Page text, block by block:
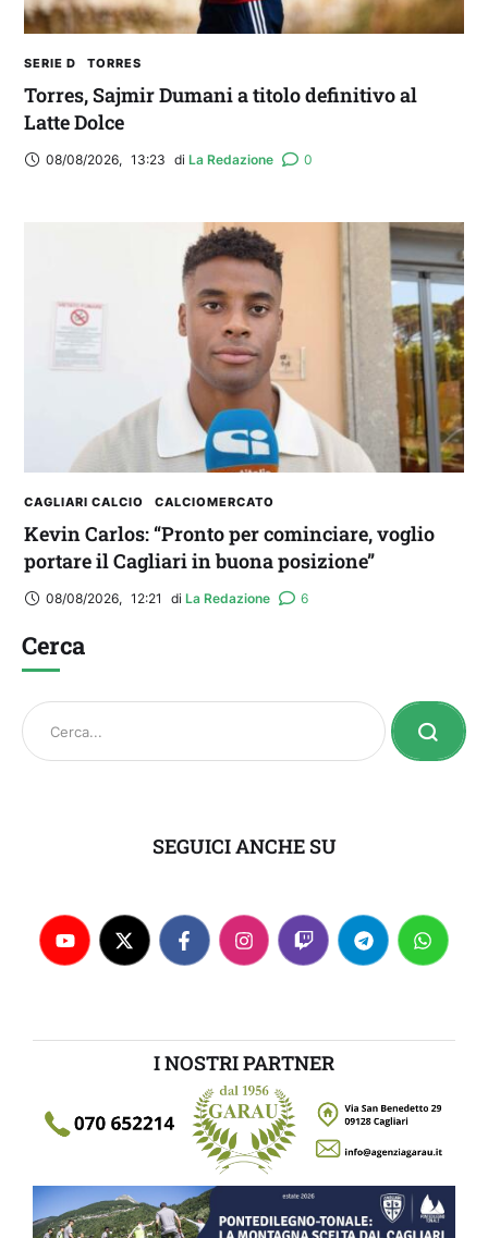
SERIE D TORRES
Torres, Sajmir Dumani a titolo definitivo al
Latte Dolce
08/08/2026, 13:23 di La Redazione 0
CAGLIARI CALCIO CALCIOMERCATO
Kevin Carlos: “Pronto per cominciare, voglio
portare il Cagliari in buona posizione”
08/08/2026, 12:21 di La Redazione 6
Cerca
SEGUICI ANCHE SU
I NOSTRI PARTNER